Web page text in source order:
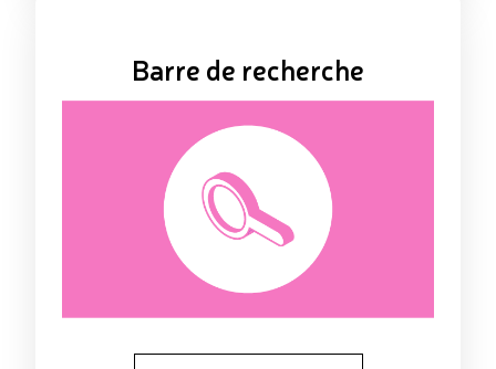
Barre de recherche